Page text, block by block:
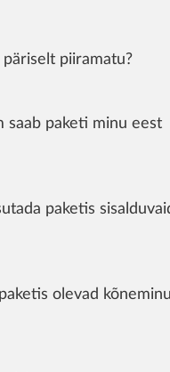
piiramatu?
saab paketi minu eest
paketis
olevad